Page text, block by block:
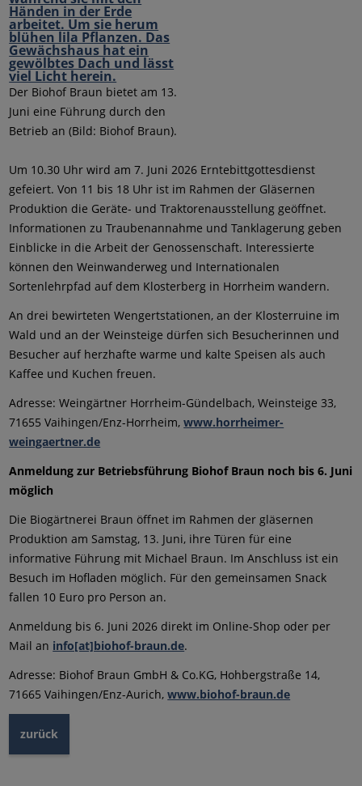
Der Biohof Braun bietet am 13.
Juni eine Führung durch den
Betrieb an (Bild: Biohof Braun).
Um 10.30 Uhr wird am 7. Juni 2026 Erntebittgottesdienst
gefeiert. Von 11 bis 18 Uhr ist im Rahmen der Gläsernen
Produktion die Geräte- und Traktorenausstellung geöffnet.
Informationen zu Traubenannahme und Tanklagerung geben
Einblicke in die Arbeit der Genossenschaft. Interessierte
können den Weinwanderweg und Internationalen
Sortenlehrpfad auf dem Klosterberg in Horrheim wandern.
An drei bewirteten Wengertstationen, an der Klosterruine im
Wald und an der Weinsteige dürfen sich Besucherinnen und
Besucher auf herzhafte warme und kalte Speisen als auch
Kaffee und Kuchen freuen.
Adresse: Weingärtner Horrheim-Gündelbach, Weinsteige 33,
71655 Vaihingen/Enz-Horrheim,www.horrheimer-
weingaertner.de
Anmeldung zur Betriebsführung Biohof Braun noch bis 6. Juni
möglich
Die Biogärtnerei Braun öffnet im Rahmen der gläsernen
Produktion am Samstag, 13. Juni, ihre Türen für eine
informative Führung mit Michael Braun. Im Anschluss ist ein
Besuch im Hofladen möglich. Für den gemeinsamen Snack
fallen 10 Euro pro Person an.
Anmeldung bis 6. Juni 2026 direkt im Online-Shop oder per
Mail an info[at]biohof-braun.de.
Adresse: Biohof Braun GmbH & Co.KG, Hohbergstraße 14,
71665 Vaihingen/Enz-Aurich,www.biohof-braun.de
zurück